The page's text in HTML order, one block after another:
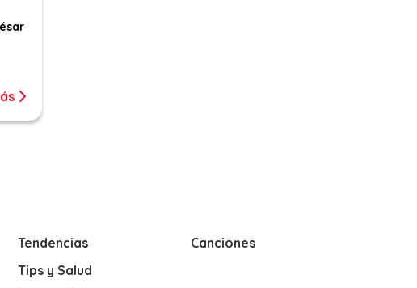
Tendencias
Tips y Salud
Canciones